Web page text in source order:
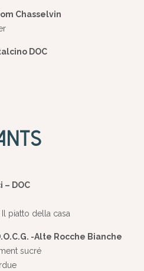
Chasselvin
DOC
– DOC
piatto della casa
-Alte Rocche Bianche
sucré